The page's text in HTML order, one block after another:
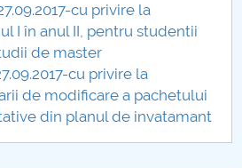
cu privire la
I în anul II, pentru studentii
de master
cu privire la
de modificare a pachetului
din planul de invatamant